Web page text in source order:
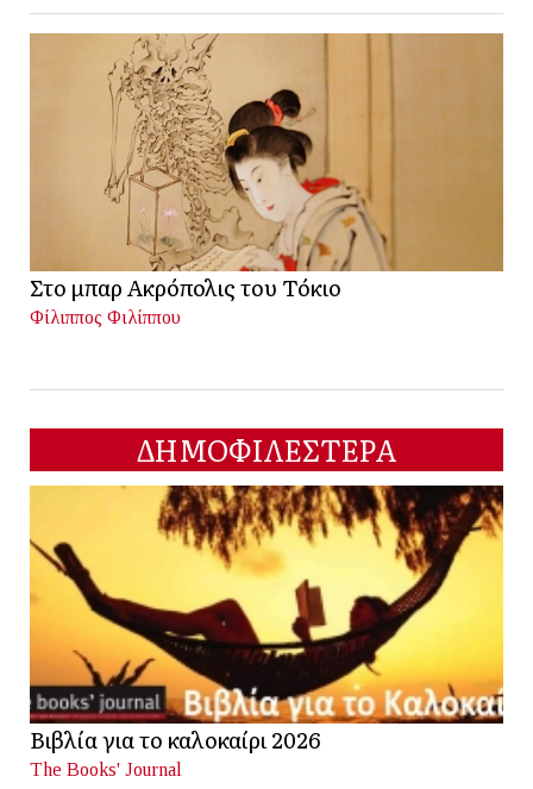
Στο μπαρ Ακρόπολις του Τόκιο
Φίλιππος Φιλίππου
ΔΗΜΟΦΙΛΕΣΤΕΡΑ
Βιβλία για το καλοκαίρι 2026
The Books' Journal